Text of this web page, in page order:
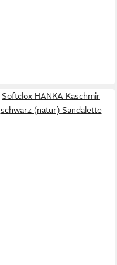
Softclox HANKA Kaschmir
schwarz (natur) Sandalette